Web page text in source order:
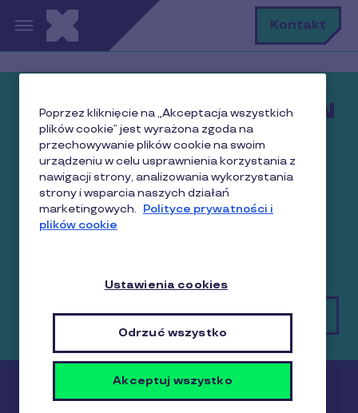
Przejdź do treści Kontakt
NOWOŚĆ! Nawet MILION
złotych oszczędności na
ZUS z Pluxee Lunch!
✔ Benefit pożądany przez 8 na 10 pracowników
✔ Realna oszczędność dla budżetu domowego
Sprawdź jak to działa!
Poprzez kliknięcie na „Akceptacja wszystkich
plików cookie” jest wyrażona zgoda na
przechowywanie plików cookie na swoim
urządzeniu w celu usprawnienia korzystania z
nawigacji strony, analizowania wykorzystania
strony i wsparcia naszych działań
marketingowych. Polityce prywatności i
plików cookie
Ustawienia cookies
Odrzuć wszystko
Akceptuj wszystko